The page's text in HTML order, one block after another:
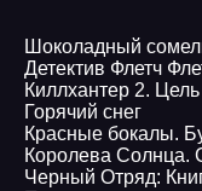
Шоколадный
Детектив Флетч
Киллхантер 2.
Горячий снег
Красные бокалы.
Королева Солнца.
Черный Отряд: